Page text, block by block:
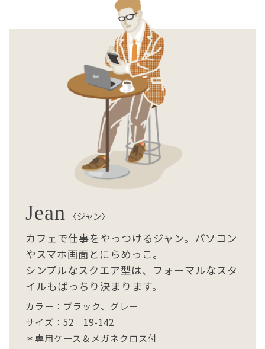
Jean 〈ジャン〉
カフェで仕事をやっつけるジャン。パソコン
やスマホ画面とにらめっこ。
シンプルなスクエア型は、フォーマルなスタ
イルもばっちり決まります。
カラー：ブラック、グレー
サイズ：52□19-142
＊専用ケース＆メガネクロス付